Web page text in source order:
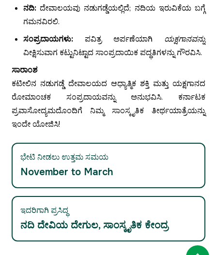
ನದಿ: ದೇವಾಲಯವು ನಡುಗಡ್ಡೆಯಲ್ಲಿದೆ; ನದಿಯ ಇರುವಿಕೆಯ ಬಗ್ಗೆ
ಗಮನವಿರಲಿ.
ಸಂಪ್ರದಾಯಗಳು: ಪವಿತ್ರ ಅರ್ಪಣೆಯಾಗಿ ಯಕ್ಷಗಾನವನ್ನು
ವೀಕ್ಷಿಸುವಾಗ ಕಟ್ಟುನಿಟ್ಟಾದ ಸಾಂಪ್ರದಾಯಿಕ ಪದ್ಧತಿಗಳನ್ನು ಗೌರವಿಸಿ.
ಸಾರಾಂಶ
ಕಟೀಲಿನ ನಡುಗಡ್ಡೆ ದೇವಾಲಯದ ಆಧ್ಯಾತ್ಮಿಕ ಶಕ್ತಿ ಮತ್ತು ಯಕ್ಷಗಾನದ
ರೋಮಾಂಚಕ ಸಂಪ್ರದಾಯವನ್ನು ಅನುಭವಿಸಿ. ಕರ್ನಾಟಕ
ಪ್ರವಾಸೋದ್ಯಮದೊಂದಿಗೆ ನಿಮ್ಮ ಸಾಂಸ್ಕೃತಿಕ ತೀರ್ಥಯಾತ್ರೆಯನ್ನು
ಇಂದೇ ಯೋಜಿಸಿ!
ಭೇಟಿ ನೀಡಲು ಉತ್ತಮ ಸಮಯ
November to March
ಇದರಿಗಾಗಿ ಪ್ರಸಿದ್ಧ
ನದಿ ದೇವಿಯ ದೇಗುಲ, ಸಾಂಸ್ಕೃತಿಕ ಕೇಂದ್ರ